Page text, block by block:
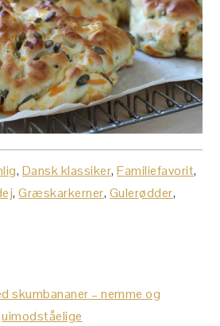
, Dansk klassiker,Familiefavorit,
,Græskarkerner, Gulerødder,
skumbananer – nemme og
uimodståelige